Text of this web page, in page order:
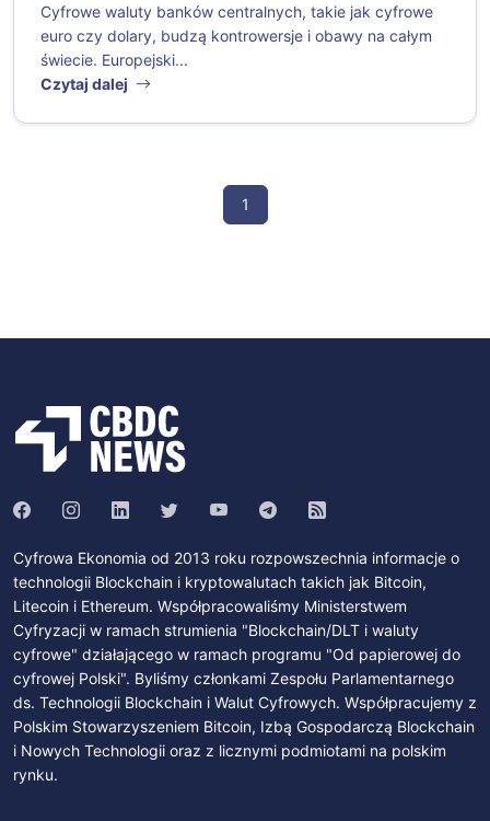
Cyfrowe waluty banków centralnych, takie jak cyfrowe
euro czy dolary, budzą kontrowersje i obawy na całym
świecie. Europejski...
Czytaj dalej
1
Cyfrowa Ekonomia od 2013 roku rozpowszechnia informacje o
technologii Blockchain i kryptowalutach takich jak Bitcoin,
Litecoin i Ethereum. Współpracowaliśmy Ministerstwem
Cyfryzacji w ramach strumienia "Blockchain/DLT i waluty
cyfrowe" działającego w ramach programu "Od papierowej do
cyfrowej Polski". Byliśmy członkami Zespołu Parlamentarnego
ds. Technologii Blockchain i Walut Cyfrowych. Współpracujemy z
Polskim Stowarzyszeniem Bitcoin, Izbą Gospodarczą Blockchain
i Nowych Technologii oraz z licznymi podmiotami na polskim
rynku.